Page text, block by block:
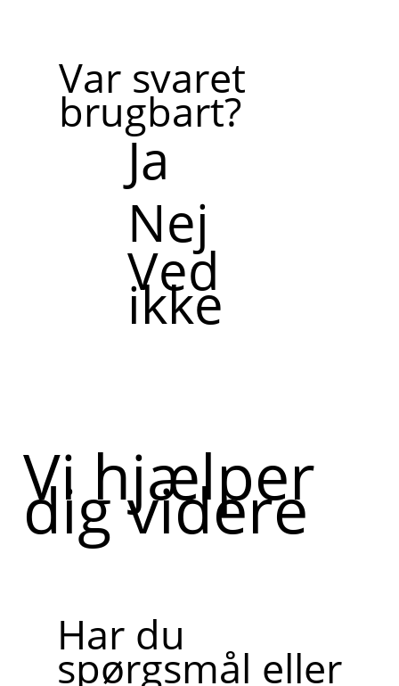
Var svaret
brugbart?
Ja
Nej
Ved
ikke
Vi hjælper
dig videre
Har du
spørgsmål eller